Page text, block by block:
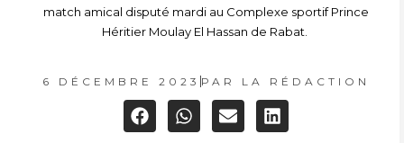
match amical disputé mardi au Complexe sportif Prince
Héritier Moulay El Hassan de Rabat.
6 DÉCEMBRE 2023 PAR LA RÉDACTION